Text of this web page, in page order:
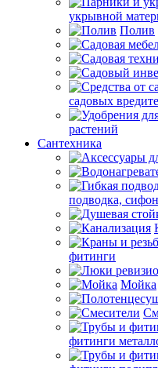
укрывной
Полив
садовых
растений
Сантехника
подводка,
фитинги
Мойка
фитинги